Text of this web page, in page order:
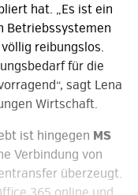
hat. „Es ist ein
Betriebssystemen
reibungslos.
für die
sagt Lena
Wirtschaft.
ist hingegen MS
Verbindung von
überzeugt.